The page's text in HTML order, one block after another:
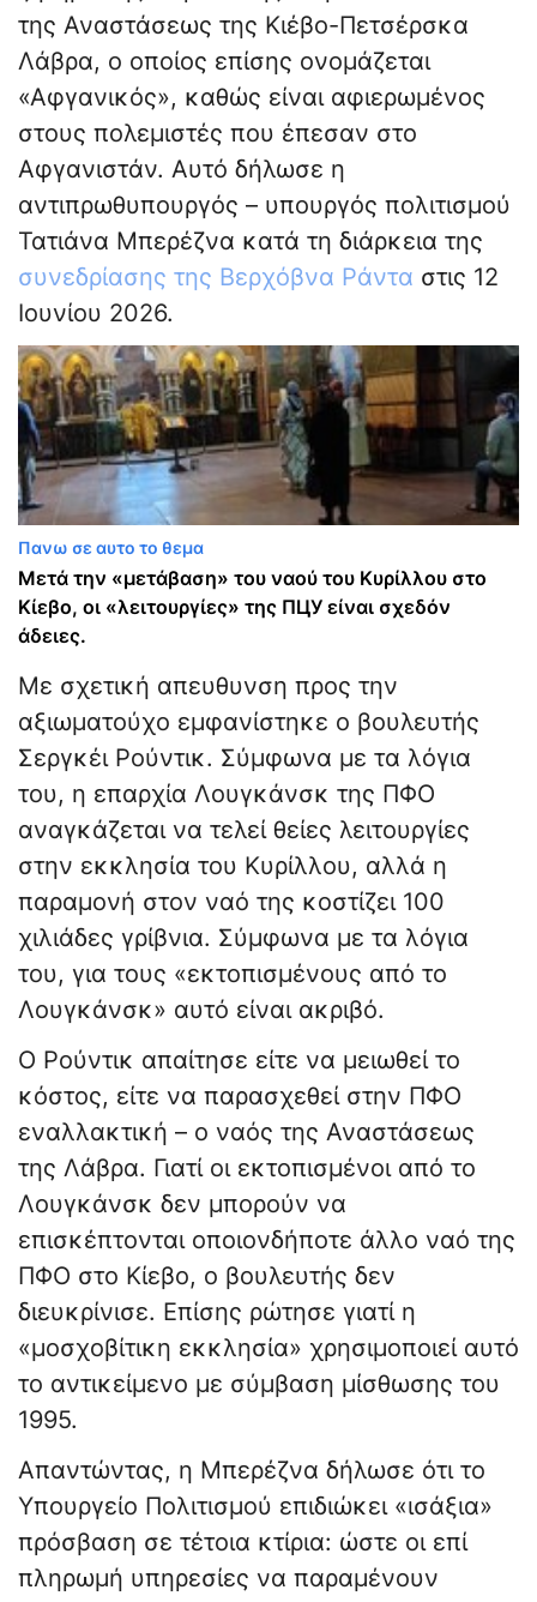
της Αναστάσεως της Κιέβο-Πετσέρσκα
Λάβρα, ο οποίος επίσης ονομάζεται
«Αφγανικός», καθώς είναι αφιερωμένος
στους πολεμιστές που έπεσαν στο
Αφγανιστάν. Αυτό δήλωσε η
αντιπρωθυπουργός – υπουργός πολιτισμού
Τατιάνα Μπερέζνα κατά τη διάρκεια της
συνεδρίασης της Βερχόβνα Ράντα στις 12
Ιουνίου 2026.
Πανω σε αυτο το θεμα
Μετά την «μετάβαση» του ναού του Κυρίλλου στο
Κίεβο, οι «λειτουργίες» της ΠЦУ είναι σχεδόν
άδειες.
Με σχετική απευθυνση προς την
αξιωματούχο εμφανίστηκε ο βουλευτής
Σεργκέι Ρούντικ. Σύμφωνα με τα λόγια
του, η επαρχία Λουγκάνσκ της ΠΦΟ
αναγκάζεται να τελεί θείες λειτουργίες
στην εκκλησία του Κυρίλλου, αλλά η
παραμονή στον ναό της κοστίζει 100
χιλιάδες γρίβνια. Σύμφωνα με τα λόγια
του, για τους «εκτοπισμένους από το
Λουγκάνσκ» αυτό είναι ακριβό.
Ο Ρούντικ απαίτησε είτε να μειωθεί το
κόστος, είτε να παρασχεθεί στην ΠΦΟ
εναλλακτική – ο ναός της Αναστάσεως
της Λάβρα. Γιατί οι εκτοπισμένοι από το
Λουγκάνσκ δεν μπορούν να
επισκέπτονται οποιονδήποτε άλλο ναό της
ΠΦΟ στο Κίεβο, ο βουλευτής δεν
διευκρίνισε. Επίσης ρώτησε γιατί η
«μοσχοβίτικη εκκλησία» χρησιμοποιεί αυτό
το αντικείμενο με σύμβαση μίσθωσης του
1995.
Απαντώντας, η Μπερέζνα δήλωσε ότι το
Υπουργείο Πολιτισμού επιδιώκει «ισάξια»
πρόσβαση σε τέτοια κτίρια: ώστε οι επί
πληρωμή υπηρεσίες να παραμένουν